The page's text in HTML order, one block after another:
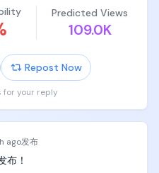
板连跳（Dolly Track L→R）
方向平行，从左向右跟移。
波上下起伏，间距不等。
，连续四次单脚点跳跨过浮
地下沉，她上身前扑双臂大
面拍出一片水花后勉强蹬上
上第四块。
好险……！）
，可以下载体验一下。
Predicted Views
109.0K
Repost Now
for your reply
ago发布
布！